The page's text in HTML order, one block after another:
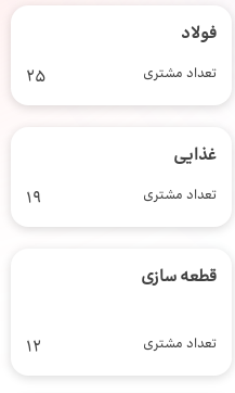
فولاد
تعداد مشتری 25
غذایی
تعداد مشتری 19
قطعه سازی
تعداد مشتری 12